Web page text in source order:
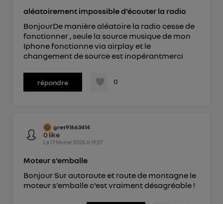
aléatoirement impossible d'écouter la radio
BonjourDe manière aléatoire la radio cesse de
fonctionner , seule la source musique de mon
Iphone fonctionne via airplay et le
changement de source est inopérantmerci
répondre 0
gret91663414
0 like
Le17 février 2025à 19:27
Moteur s'emballe
Bonjour Sur autoroute et route de montagne le
moteur s'emballe c'est vraiment désagréable !